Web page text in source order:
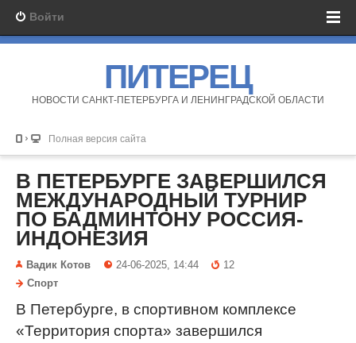
Войти
ПИТЕРЕЦ
НОВОСТИ САНКТ-ПЕТЕРБУРГА И ЛЕНИНГРАДСКОЙ ОБЛАСТИ
Полная версия сайта
В ПЕТЕРБУРГЕ ЗАВЕРШИЛСЯ
МЕЖДУНАРОДНЫЙ ТУРНИР
ПО БАДМИНТОНУ РОССИЯ-
ИНДОНЕЗИЯ
Вадик Котов 24-06-2025, 14:44
12
Спорт
В Петербурге, в спортивном комплексе
«Территория спорта» завершился